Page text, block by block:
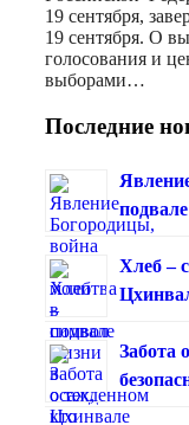
19 сентября,
19 сентября. О
голосования и
выборами…
Последние
подвале
Хлеб –
Забота